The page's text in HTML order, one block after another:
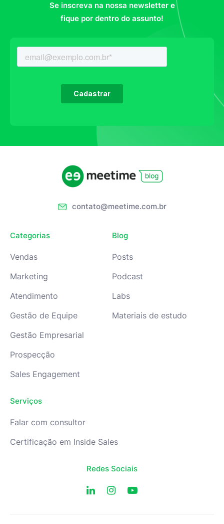
Se inscreva na nossa newsletter e
fique por dentro do assunto!
contato@meetime.com.br
Categorias
Vendas
Marketing
Atendimento
Gestão de Equipe
Gestão Empresarial
Prospecção
Sales Engagement
Blog
Posts
Podcast
Labs
Materiais de estudo
Serviços
Falar com consultor
Certificação em Inside Sales
Redes Sociais